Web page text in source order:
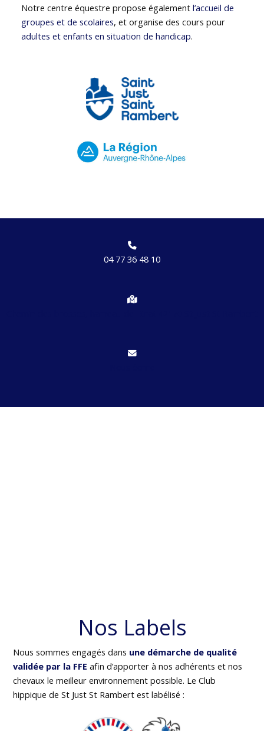
Notre centre équestre propose égalementl’accueil de
groupes et de scolaires, et organise des cours pour
adultes et enfants en situation de handicap.
04 77 36 48 10
Nos Labels
Nous sommes engagés dans une démarche de qualité
validée par la FFE afin d’apporter à nos adhérents et nos
chevaux le meilleur environnement possible. Le Club
hippique de St Just St Rambert est labélisé :